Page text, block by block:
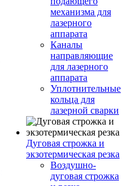
механизма для
лазерного
аппарата
Каналы
направляющие
для лазерного
аппарата
Уплотнительные
кольца для
лазерной сварки
Дуговая строжка и
экзотермическая резка
Воздушно-
дуговая строжка